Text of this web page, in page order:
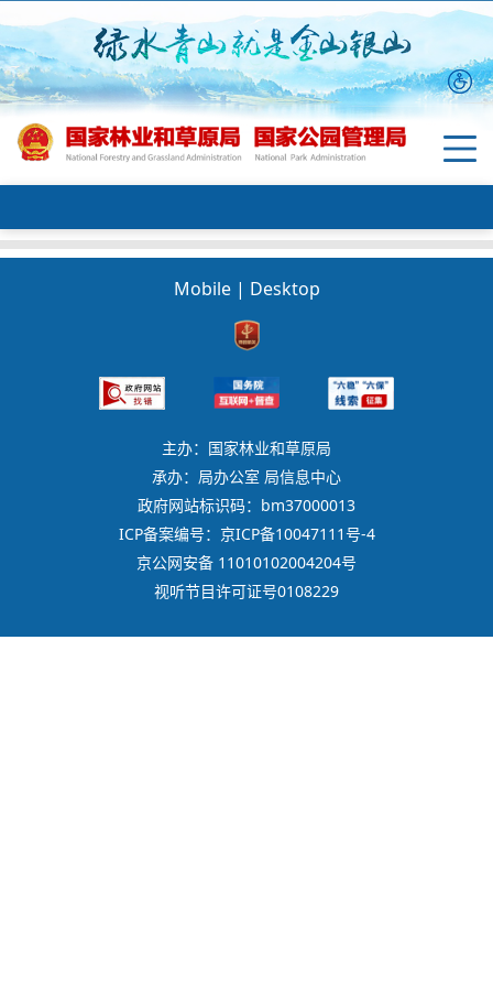
Mobile | Desktop
主办：国家林业和草原局
承办：局办公室 局信息中心
政府网站标识码：bm37000013
ICP备案编号：京ICP备10047111号-4
京公网安备 11010102004204号
视听节目许可证号0108229